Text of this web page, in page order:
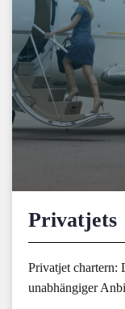
Privatjets
Privatjet chartern:
unabhängiger